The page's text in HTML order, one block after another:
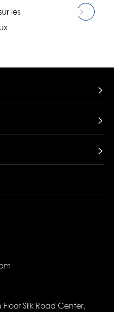
les



Silk Road Center,